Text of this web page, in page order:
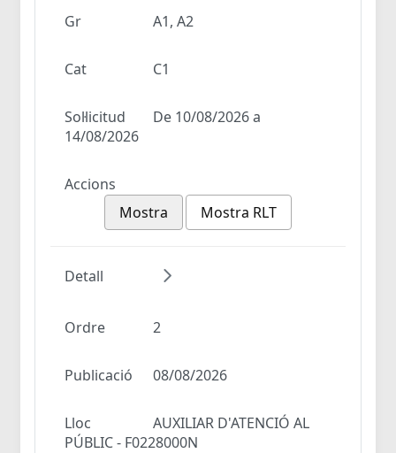
Gr A1, A2
Cat C1
Sol·licitud
De 10/08/2026 a
14/08/2026
Accions
Mostra
Mostra RLT
Detall
Ordre 2
Publicació 08/08/2026
Lloc
AUXILIAR D'ATENCIÓ AL
PÚBLIC - F0228000N